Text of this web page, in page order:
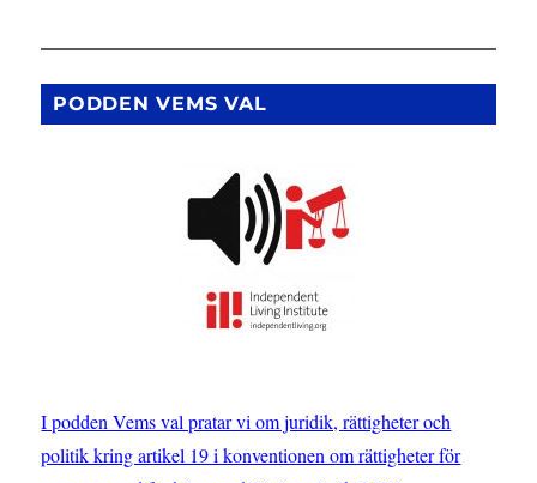
PODDEN VEMS VAL
I podden Vems val pratar vi om juridik, rättigheter och
politik kring artikel 19 i konventionen om rättigheter för